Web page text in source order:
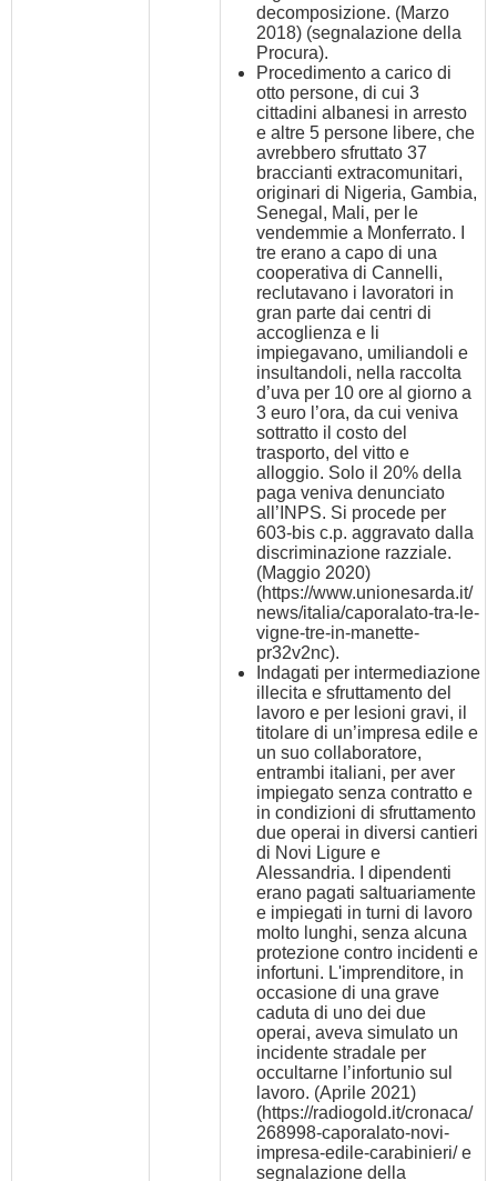
decomposizione. (Marzo
2018) (segnalazione della
Procura).
Procedimento a carico di
otto persone, di cui 3
cittadini albanesi in arresto
e altre 5 persone libere, che
avrebbero sfruttato 37
braccianti extracomunitari,
originari di Nigeria, Gambia,
Senegal, Mali, per le
vendemmie a Monferrato. I
tre erano a capo di una
cooperativa di Cannelli,
reclutavano i lavoratori in
gran parte dai centri di
accoglienza e li
impiegavano, umiliandoli e
insultandoli, nella raccolta
d’uva per 10 ore al giorno a
3 euro l’ora, da cui veniva
sottratto il costo del
trasporto, del vitto e
alloggio. Solo il 20% della
paga veniva denunciato
all’INPS. Si procede per
603-bis c.p. aggravato dalla
discriminazione razziale.
(Maggio 2020)
(https://www.unionesarda.it/
news/italia/caporalato-tra-le-
vigne-tre-in-manette-
pr32v2nc).
Indagati per intermediazione
illecita e sfruttamento del
lavoro e per lesioni gravi, il
titolare di un’impresa edile e
un suo collaboratore,
entrambi italiani, per aver
impiegato senza contratto e
in condizioni di sfruttamento
due operai in diversi cantieri
di Novi Ligure e
Alessandria. I dipendenti
erano pagati saltuariamente
e impiegati in turni di lavoro
molto lunghi, senza alcuna
protezione contro incidenti e
infortuni. L'imprenditore, in
occasione di una grave
caduta di uno dei due
operai, aveva simulato un
incidente stradale per
occultarne l’infortunio sul
lavoro. (Aprile 2021)
(https://radiogold.it/cronaca/
268998-caporalato-novi-
impresa-edile-carabinieri/e
segnalazione della